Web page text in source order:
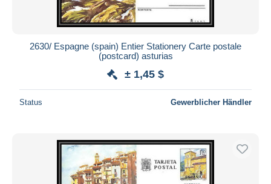
2630/ Espagne (spain) Entier Stationery Carte postale
(postcard) asturias
± 1,45 $
Status Gewerblicher Händler